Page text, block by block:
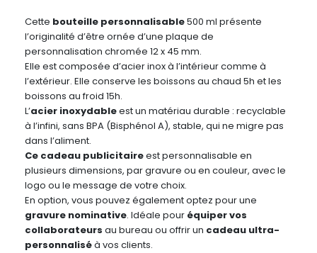
Cette bouteille personnalisable500 ml présente
l’originalité d’être ornée d’une plaque de
personnalisation chromée 12 x 45 mm.
Elle est composée d’acier inox à l’intérieur comme à
l’extérieur. Elle conserve les boissons au chaud 5h et les
boissons au froid 15h.
L’acier inoxydableest un matériau durable : recyclable
à l’infini, sans BPA (Bisphénol A), stable, qui ne migre pas
dans l’aliment.
Ce cadeau publicitaireest personnalisable en
plusieurs dimensions, par gravure ou en couleur, avec le
logo ou le message de votre choix.
En option, vous pouvez également optez pour une
gravure nominative. Idéale pour équiper vos
collaborateurs au bureau ou offrir un cadeau ultra-
personnaliséà vos clients.